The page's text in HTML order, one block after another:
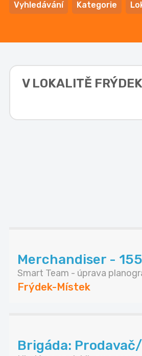
Vyhledávání Kategorie
V LOKALITĚ
Merchandiser -
Smart Team - úprava
Frýdek-Místek
Brigáda: